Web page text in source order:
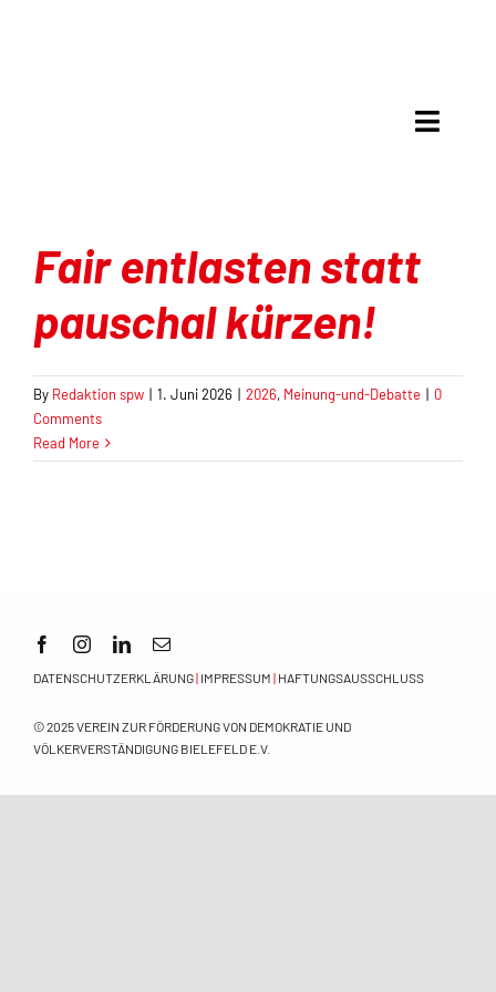
Toggle
Analyse
Mit Recht politisch
Gespräche
Fair entlasten statt
pauschal kürzen!
By Redaktion spw | 1. Juni 2026 | 2026, Meinung-und-Debatte | 0
Comments
Read More
DATENSCHUTZERKLÄRUNG| IMPRESSUM | HAFTUNGSAUSSCHLUSS
© 2025VEREIN ZUR FÖRDERUNG VON DEMOKRATIE UND
VÖLKERVERSTÄNDIGUNG BIELEFELD E.V.